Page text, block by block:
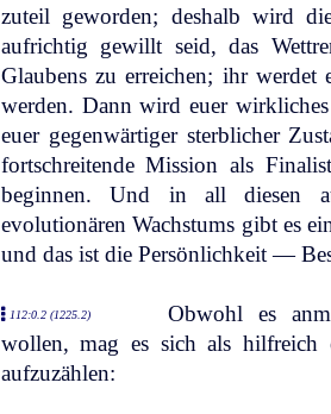
zuteil geworden; deshalb wird
aufrichtig gewillt seid, das
Glaubens zu erreichen; ihr werdet
werden. Dann wird euer
euer gegenwärtiger sterblicher
fortschreitende Mission als
beginnen. Und in all diesen
evolutionären Wachstums gibt es
und das ist die Persönlichkeit —
112:0.2 (1225.2)
Obwohl es
wollen, mag es sich als hilfreich
aufzuzählen: